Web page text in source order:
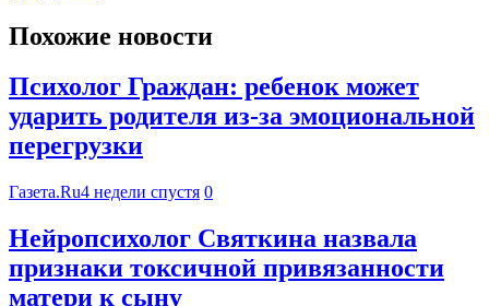
Похожие новости
Психолог Граждан: ребенок может
ударить родителя из-за эмоциональной
перегрузки
Газета.Ru4 недели спустя 0
Нейропсихолог Святкина назвала
признаки токсичной привязанности
матери к сыну